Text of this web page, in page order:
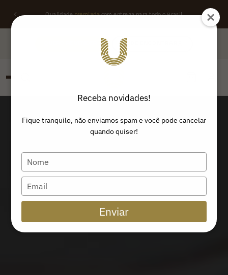
Qualidadepremiadacom entrega para todo o Brasil
ONDE ENCONTRAR
Buscar produtos:
Receba novidades!
Fique tranquilo, não enviamos spam e você pode cancelar
quando quiser!
Type
your
name
Type
your
email
Enviar